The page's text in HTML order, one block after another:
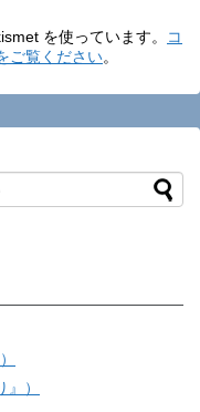
を使っています。
コ
ご覧ください。
）